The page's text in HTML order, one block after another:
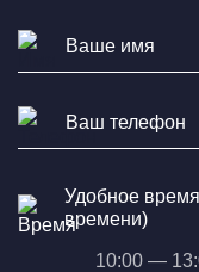
Удобное
времени)
10:00 —